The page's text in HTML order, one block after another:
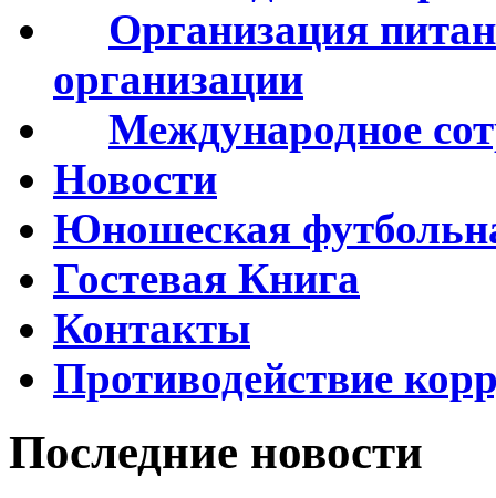
Организация
организации
Международное
Новости
Юношеская
Гостевая Книга
Контакты
Противодействие
Последние новости